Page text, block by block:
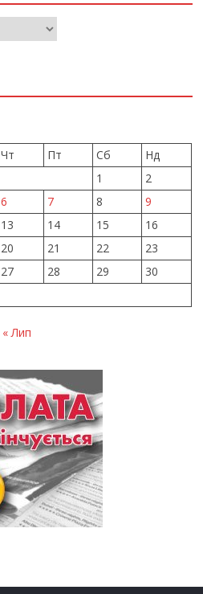
Чт Пт Сб
Нд
1
2
6 7 8
9
13 14 15
16
20 21 22
23
27 28 29
30
« Лип